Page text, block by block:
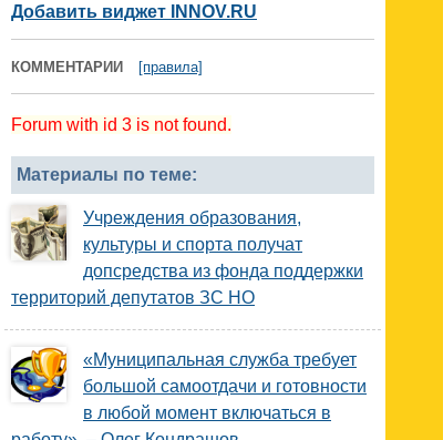
Добавить виджет INNOV.RU
КОММЕНТАРИИ [правила]
Forum with id 3 is not found.
Материалы по теме:
Учреждения образования,
культуры и спорта получат
допсредства из фонда поддержки
территорий депутатов ЗС НО
«Муниципальная служба требует
большой самоотдачи и готовности
в любой момент включаться в